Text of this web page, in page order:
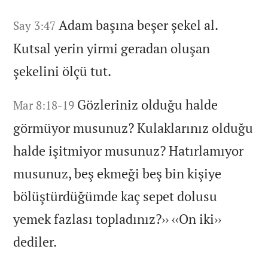
Say 3:47 Adam başına beşer şekel al.
Kutsal yerin yirmi geradan oluşan
şekelini ölçü tut.
Mar 8:18-19 Gözleriniz olduğu halde
görmüyor musunuz?Kulaklarınız olduğu
halde işitmiyor musunuz?Hatırlamıyor
musunuz,beş ekmeği beş bin kişiye
bölüştürdüğümde kaç sepet dolusu
yemek fazlası topladınız?››‹‹On iki››
dediler.